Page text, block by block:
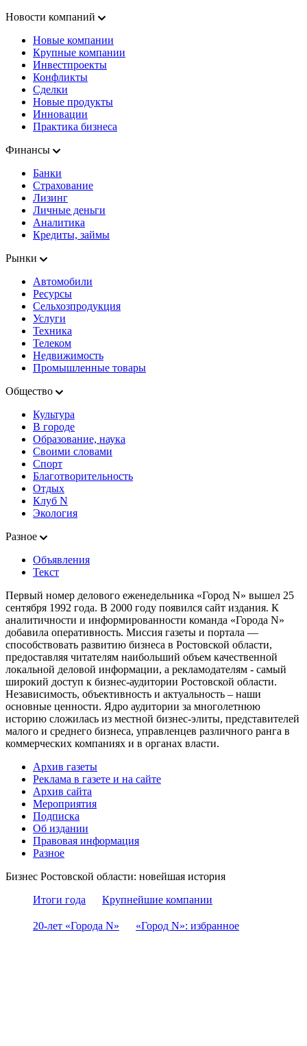
Новости компаний
Новые компании
Крупные компании
Инвестпроекты
Конфликты
Сделки
Новые продукты
Инновации
Практика бизнеса
Финансы
Банки
Страхование
Лизинг
Личные деньги
Аналитика
Кредиты, займы
Рынки
Автомобили
Ресурсы
Сельхозпродукция
Услуги
Техника
Телеком
Недвижимость
Промышленные товары
Общество
Культура
В городе
Образование, наука
Своими словами
Спорт
Благотворительность
Отдых
Клуб N
Экология
Разное
Объявления
Текст
Первый номер делового еженедельника «Город N» вышел 25
сентября 1992 года. В 2000 году появился сайт издания. К
аналитичности и информированности команда «Города N»
добавила оперативность. Миссия газеты и портала —
способствовать развитию бизнеса в Ростовской области,
предоставляя читателям наибольший объем качественной
локальной деловой информации, а рекламодателям - самый
широкий доступ к бизнес-аудитории Ростовской области.
Независимость, объективность и актуальность – наши
основные ценности. Ядро аудитории за многолетнюю
историю сложилась из местной бизнес-элиты, представителей
малого и среднего бизнеса, управленцев различного ранга в
коммерческих компаниях и в органах власти.
Архив газеты
Реклама в газете и на сайте
Архив сайта
Мероприятия
Подписка
Об издании
Правовая информация
Разное
Бизнес Ростовской области: новейшая история
Итоги года
Крупнейшие компании
20-лет «Города N» «Город N»: избранное